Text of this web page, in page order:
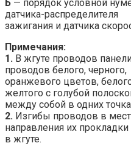
Б — порядок условной
датчика-распределителя
зажигания и датчика
Примечания:
1. В жгуте проводов
проводов белого, черного,
оранжевого цветов,
желтого с голубой
между собой в одних
2. Изгибы проводов в
направления их прокладки
в жгуте.